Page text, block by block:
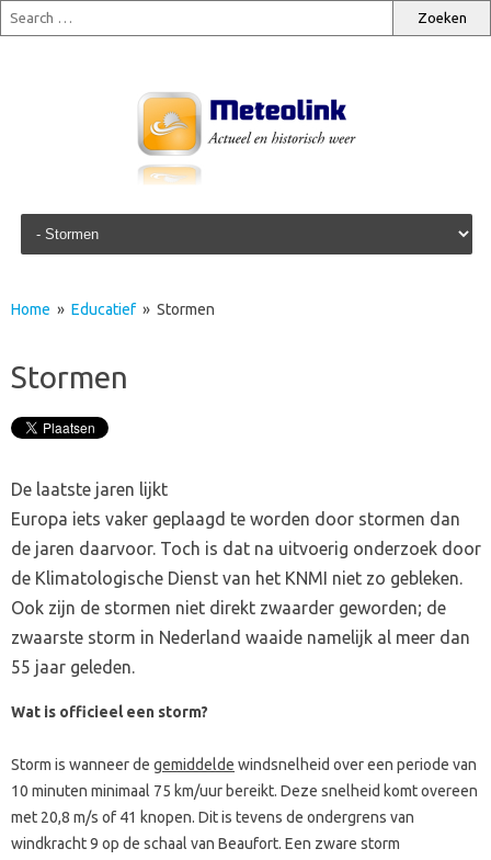
Skip to content
Home » Educatief» Stormen
Stormen
De laatste jaren lijkt
Europa iets vaker geplaagd te worden door stormen dan
de jaren daarvoor. Toch is dat na uitvoerig onderzoek door
de Klimatologische Dienst van het KNMI niet zo gebleken.
Ook zijn de stormen niet direkt zwaarder geworden; de
zwaarste storm in Nederland waaide namelijk al meer dan
55 jaar geleden.
Wat is officieel een storm?
Storm is wanneer de gemiddelde windsnelheid over een periode van
10 minuten minimaal 75 km/uur bereikt. Deze snelheid komt overeen
met 20,8 m/s of 41 knopen. Dit is tevens de ondergrens van
windkracht 9 op de schaal van Beaufort. Een zware storm